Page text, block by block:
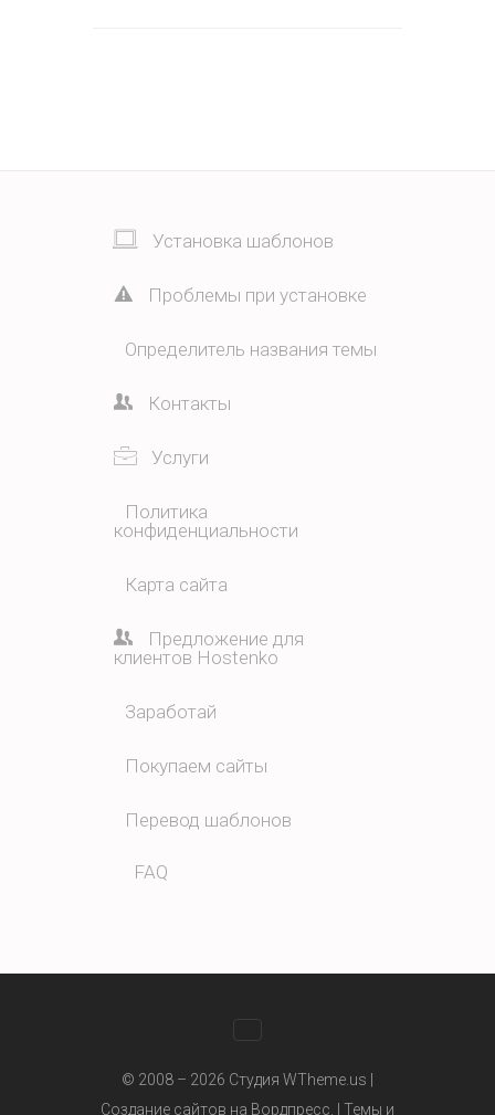
Установка шаблонов
Проблемы при установке
Определитель названия темы
Контакты
Услуги
Политика
конфиденциальности
Карта сайта
Предложение для
клиентов Hostenko
Заработай
Покупаем сайты
Перевод шаблонов
FAQ
© 2008 – 2026 Студия WTheme.us |
Создание сайтов на Вордпресс. | Темы и